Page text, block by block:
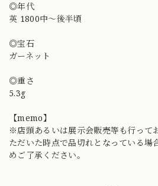
◎年代
英 1800中〜後半頃
◎宝石
ガーネット
◎重さ
5.3g
【memo】
※店頭あるいは展示会販売等も行って
ただいた時点で品切れとなっている場
めご了承ください。